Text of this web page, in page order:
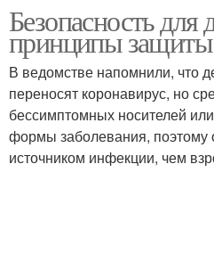
Безопасность для
принципы
В ведомстве напомнили, что
переносят коронавирус, но
бессимптомных носителей
формы заболевания, поэтому
источником инфекции, чем